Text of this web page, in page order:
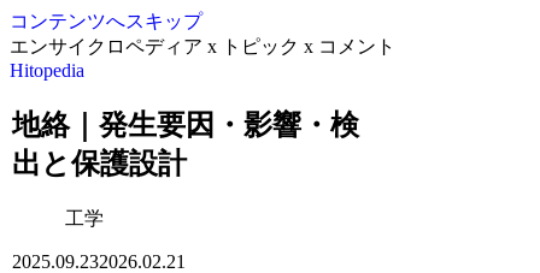
コンテンツへスキップ
エンサイクロペディア x トピック x コメント
Hitopedia
地絡｜発生要因・影響・検
出と保護設計
工学
2025.09.232026.02.21